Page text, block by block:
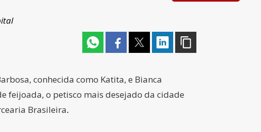
conhecida como Katita, e Bianca
feijoada, o petisco mais desejado da cidade
Brasileira.